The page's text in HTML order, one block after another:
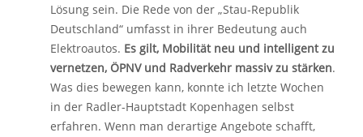
Lösung sein. Die Rede von der „Stau-Republik
Deutschland“ umfasst in ihrer Bedeutung auch
Elektroautos. Es gilt, Mobilität neu und intelligent zu
vernetzen, ÖPNV und Radverkehr massiv zu stärken.
Was dies bewegen kann, konnte ich letzte Wochen
in der Radler-Hauptstadt Kopenhagen selbst
erfahren. Wenn man derartige Angebote schafft,